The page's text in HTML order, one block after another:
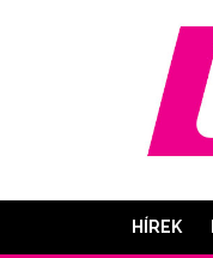
HÍREK